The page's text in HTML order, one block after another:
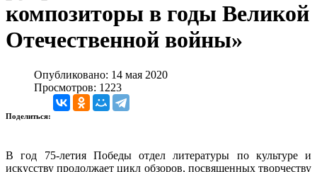
композиторы в годы Великой
Отечественной войны»
Опубликовано: 14 мая 2020
Просмотров: 1223
Поделиться:
В год 75-летия Победы отдел литературы по культуре и
искусству продолжает цикл обзоров, посвященных творчеству